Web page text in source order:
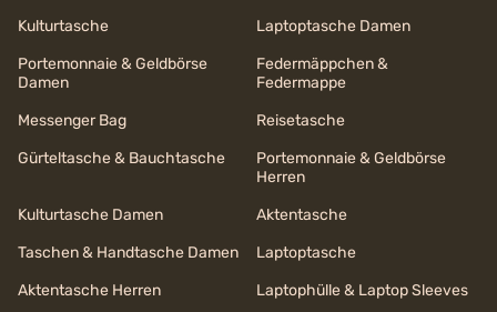
Kulturtasche
Laptoptasche Damen
Portemonnaie & Geldbörse
Damen
Federmäppchen &
Federmappe
Messenger Bag
Reisetasche
Gürteltasche & Bauchtasche
Portemonnaie & Geldbörse
Herren
Kulturtasche Damen
Aktentasche
Taschen & Handtasche Damen
Laptoptasche
Aktentasche Herren
Laptophülle & Laptop Sleeves